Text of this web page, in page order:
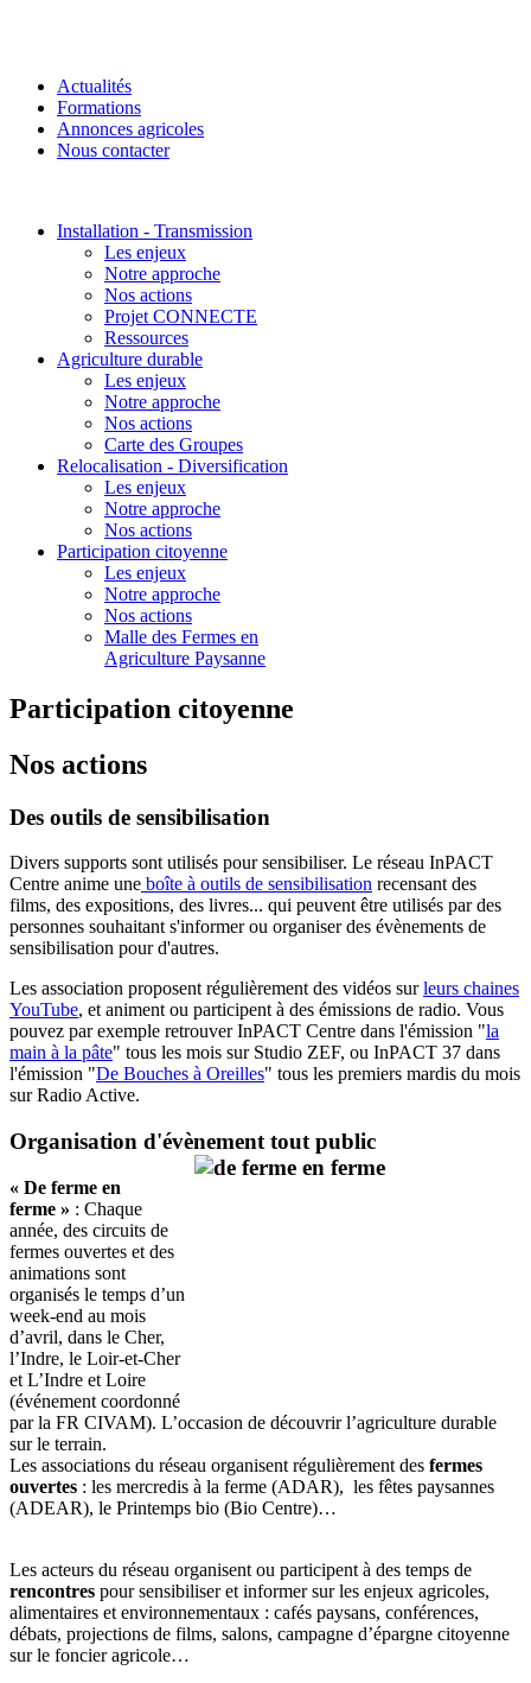
Actualités
Formations
Annonces agricoles
Nous contacter
Installation - Transmission
Les enjeux
Notre approche
Nos actions
Projet CONNECTE
Ressources
Agriculture durable
Les enjeux
Notre approche
Nos actions
Carte des Groupes
Relocalisation - Diversification
Les enjeux
Notre approche
Nos actions
Participation citoyenne
Les enjeux
Notre approche
Nos actions
Malle des Fermes en
Agriculture Paysanne
Participation citoyenne
Nos actions
Des outils de sensibilisation
Divers supports sont utilisés pour sensibiliser. Le réseau InPACT
Centre anime une boîte à outils de sensibilisation recensant des
films, des expositions, des livres... qui peuvent être utilisés par des
personnes souhaitant s'informer ou organiser des évènements de
sensibilisation pour d'autres.
Les association proposent régulièrement des vidéos surleurs chaines
YouTube, et animent ou participent à des émissions de radio. Vous
pouvez par exemple retrouver InPACT Centre dans l'émission "la
main à la pâte" tous les mois sur Studio ZEF, ou InPACT 37 dans
l'émission "De Bouches à Oreilles" tous les premiers mardis du mois
sur Radio Active.
Organisation d'évènement tout public
« De ferme en
ferme » : Chaque
année, des circuits de
fermes ouvertes et des
animations sont
organisés le temps d’un
week-end au mois
d’avril, dans le Cher,
l’Indre, le Loir-et-Cher
et L’Indre et Loire
(événement coordonné
par la FR CIVAM). L’occasion de découvrir l’agriculture durable
sur le terrain.
Les associations du réseau organisent régulièrement des fermes
ouvertes : les mercredis à la ferme (ADAR), les fêtes paysannes
(ADEAR), le Printemps bio (Bio Centre)…
Les acteurs du réseau organisent ou participent à des temps de
rencontres pour sensibiliser et informer sur les enjeux agricoles,
alimentaires et environnementaux : cafés paysans, conférences,
débats, projections de films, salons, campagne d’épargne citoyenne
sur le foncier agricole…